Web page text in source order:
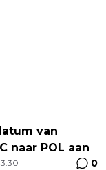
van
naar POL aan
0